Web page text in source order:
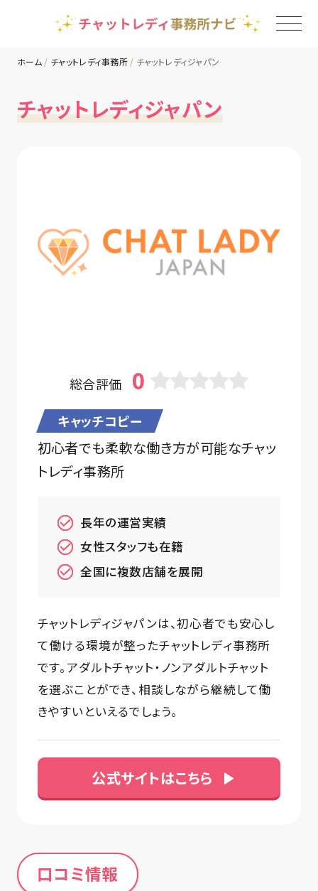
コラム
ホーム チャットレディ事務所 チャットレディジャパン
チャットレディジャパン
総合評価 0
キャッチコピー
初心者でも柔軟な働き方が可能なチャッ
トレディ事務所
長年の運営実績
女性スタッフも在籍
全国に複数店舗を展開
チャットレディジャパンは、初心者でも安心し
て働ける環境が整ったチャットレディ事務所
です。アダルトチャット・ノンアダルトチャット
を選ぶことができ、相談しながら継続して働
きやすいといえるでしょう。
公式サイトはこちら
口コミ情報